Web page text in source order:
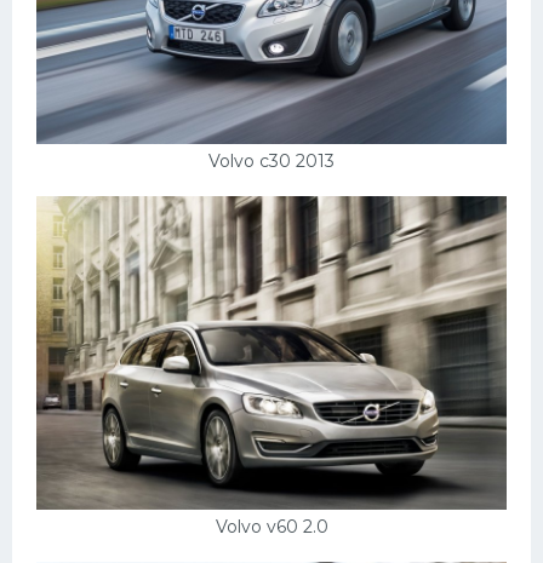
Volvo c30 2013
Volvo v60 2.0